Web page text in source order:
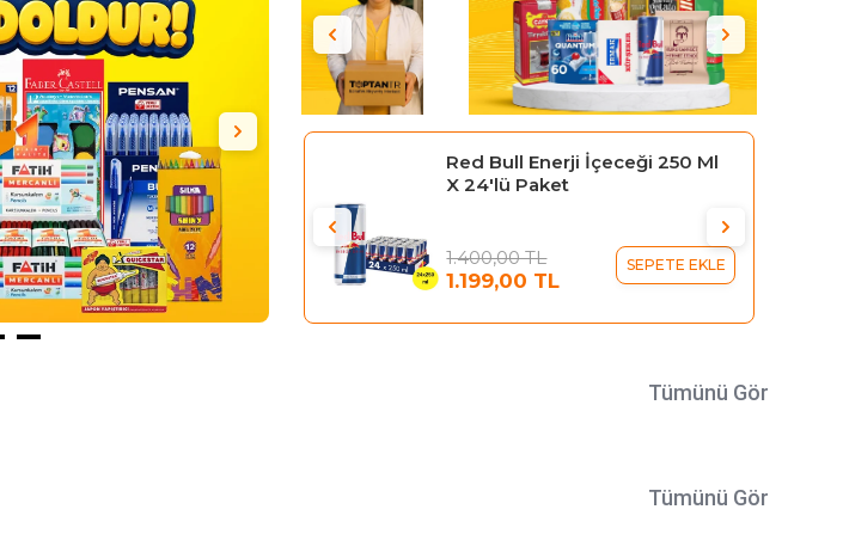
Gillette Blue 3 Tıraş Bıçağı 10'lu
Kartela Comfort Plus
329,95 TL
289,95 TL
SEPETE EKLE
Tümünü Gör
Tümünü Gör